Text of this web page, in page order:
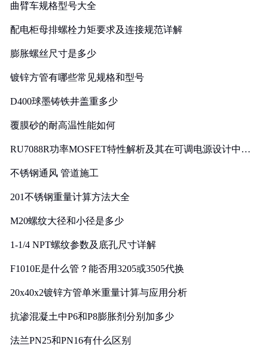
曲臂车规格型号大全
配电柜母排螺栓力矩要求及连接规范详解
膨胀螺丝尺寸是多少
镀锌方管有哪些常见规格和型号
D400球墨铸铁井盖重多少
覆膜砂的耐高温性能如何
RU7088R功率MOSFET特性解析及其在可调电源设计中的
不锈钢通风 管道施工
201不锈钢重量计算方法大全
M20螺纹大径和小径是多少
1-1/4 NPT螺纹参数及底孔尺寸详解
F1010E是什么管？能否用3205或3505代换
20x40x2镀锌方管单米重量计算与应用分析
抗渗混凝土中P6和P8膨胀剂分别加多少
法兰PN25和PN16有什么区别